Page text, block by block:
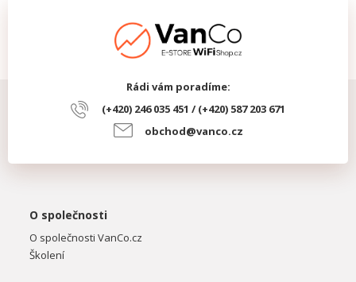
Rádi vám poradíme:
(+420) 246 035 451 / (+420) 587 203 671
obchod@vanco.cz
O společnosti
O společnosti VanCo.cz
Školení